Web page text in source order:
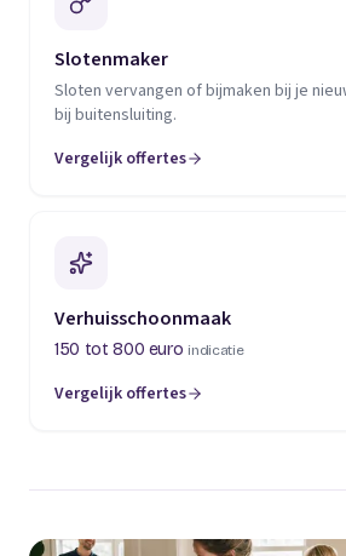
Slotenmaker
Sloten vervangen of bijmaken bij je
bij buitensluiting.
Vergelijk offertes
(opent in een nieuw tabblad)
Verhuisschoonmaak
150 tot 800 euro indicatie
Vergelijk offertes
(opent in een nieuw tabblad)